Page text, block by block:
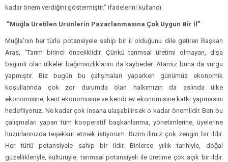
kadar önem verdiğini göstermiştir.” ifadelerini kullandı.
“Muğla Üretilen Ürünlerin Pazarlanmasına Çok Uygun Bir İl”
Muğla’nın her türlü potansiyele sahip bir il olduğunu dile getiren Başkan
Aras, “Tarım birinci önceliklidir. Çünkü tarımsal üretimi olmayan, dışa
bağımlı olan ülkeler bağımsızlıklarını da kaybeder. Atamız buna da vurgu
yapmıştır. Biz bugün bu çalışmaları yaparken günümüz ekonomik
koşullarında çok zor durumda olan halkımızın da aslında ülke
ekonomisine, kent ekonomisine ve kendi ev ekonomisine katkı yapmasını
hedefliyoruz. Ne kadar çok insana ulaşabilirsek o kadar önemlidir. Ben bu
çalışmaları yapan tüm kooperatif başkanlarıma, yönetimlerine, üyelerine
huzurlarınızda teşekkür etmek istiyorum. Bizim ilimiz çok zengin bir ildir.
Her türlü potansiyele sahip bir ildir. Binlerce yıllık tarihiyle, doğal
güzellikleriyle, kültürüyle, tarımsal potansiyeli ile üretime çok açık bir ildir.